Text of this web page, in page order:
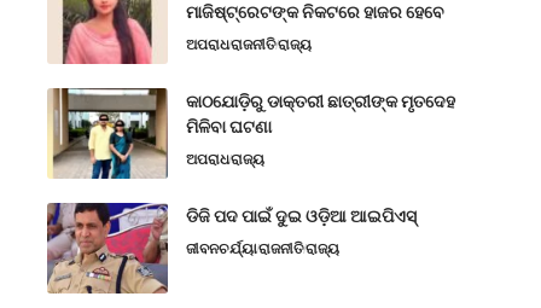
ମାଜିଷ୍ଟ୍ରେଟଙ୍କ ନିକଟରେ ହାଜର ହେବେ
ଅପରାଧରାଜନୀତିରାଜ୍ୟ
କାଠଯୋଡ଼ିରୁ ଡାକ୍ତରୀ ଛାତ୍ରୀଙ୍କ ମୃତଦେହ
ମିଳିବା ଘଟଣା
ଅପରାଧରାଜ୍ୟ
ଡିଜି ପଦ ପାଇଁ ଦୁଇ ଓଡ଼ିଆ ଆଇପିଏସ୍
ଜୀବନଚର୍ଯ୍ୟାରାଜନୀତିରାଜ୍ୟ